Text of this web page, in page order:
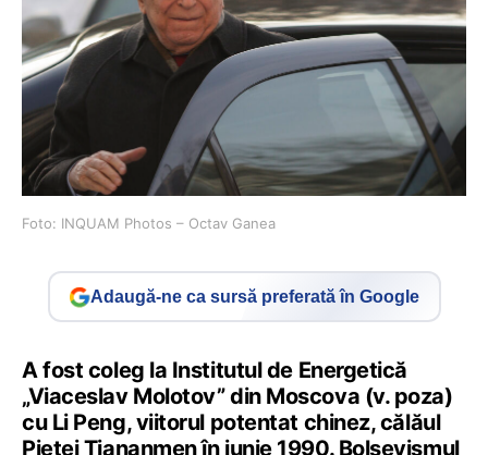
Foto: INQUAM Photos – Octav Ganea
Adaugă-ne ca sursă preferată în Google
A fost coleg la Institutul de Energetică
„Viaceslav Molotov” din Moscova (v. poza)
cu Li Peng, viitorul potentat chinez, călăul
Pieței Tiananmen în iunie 1990. Bolșevismul